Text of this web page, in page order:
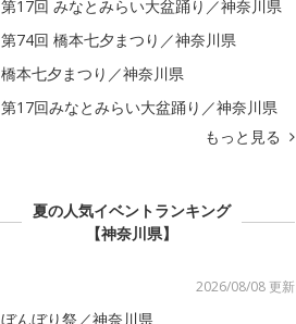
第17回 みなとみらい大盆踊り／神奈川県
第74回 橋本七夕まつり／神奈川県
橋本七夕まつり／神奈川県
第17回みなとみらい大盆踊り／神奈川県
もっと見る
夏の人気イベントランキング
【神奈川県】
2026/08/08 更新
ぼんぼり祭／神奈川県